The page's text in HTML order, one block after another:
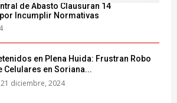
de Abasto Clausuran 14
Incumplir Normativas
en Plena Huida: Frustran Robo
Celulares en Soriana...
21 diciembre, 2024